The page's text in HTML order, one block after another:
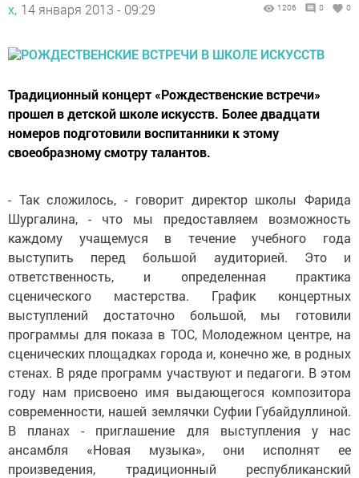
х, 14 января 2013 - 09:29 1206 0 0
Традиционный концерт «Рождественские встречи»
прошел в детской школе искусств. Более двадцати
номеров подготовили воспитанники к этому
своеобразному смотру талантов.
- Так сложилось, - говорит директор школы Фарида
Шургалина, - что мы предоставляем возможность
каждому учащемуся в течение учебного года
выступить перед большой аудиторией. Это и
ответственность, и определенная практика
сценического мастерства. График концертных
выступлений достаточно большой, мы готовили
программы для показа в ТОС, Молодежном центре, на
сценических площадках города и, конечно же, в родных
стенах. В ряде программ участвуют и педагоги. В этом
году нам присвоено имя выдающегося композитора
современности, нашей землячки Суфии Губайдуллиной.
В планах - приглашение для выступления у нас
ансамбля «Новая музыка», они исполнят ее
произведения, традиционный республиканский